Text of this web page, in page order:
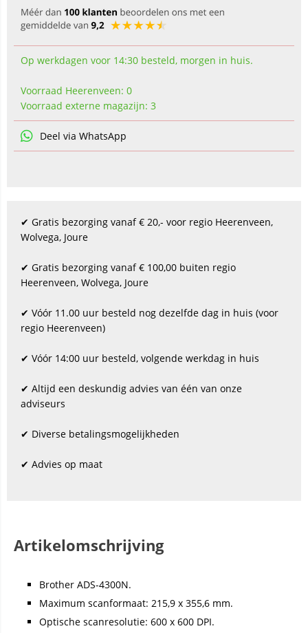
Op werkdagen voor 14:30 besteld, morgen in huis.
Voorraad Heerenveen: 0
Voorraad externe magazijn: 3
Deel via WhatsApp
✔ Gratis bezorging vanaf € 20,- voor regio Heerenveen,
Wolvega, Joure
✔ Gratis bezorging vanaf € 100,00 buiten regio
Heerenveen, Wolvega, Joure
✔ Vóór 11.00 uur besteld nog dezelfde dag in huis (voor
regio Heerenveen)
✔ Vóór 14:00 uur besteld, volgende werkdag in huis
✔ Altijd een deskundig advies van één van onze
adviseurs
✔ Diverse betalingsmogelijkheden
✔ Advies op maat
Artikelomschrijving
Brother ADS-4300N.
Maximum scanformaat: 215,9 x 355,6 mm.
Optische scanresolutie: 600 x 600 DPI.